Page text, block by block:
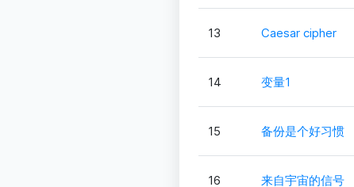
13 Caesar cipher
14 变量1
15 备份是个好习惯
16 来自宇宙的信号